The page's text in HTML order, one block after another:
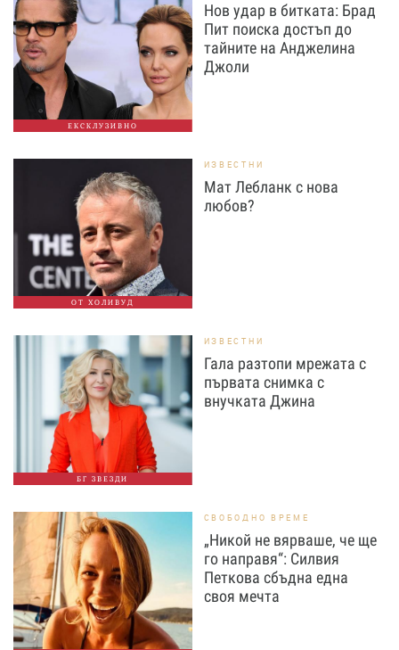
ЕКСКЛУЗИВНО
Нов удар в битката: Брад
Пит поиска достъп до
тайните на Анджелина
Джоли
ОТ ХОЛИВУД
ИЗВЕСТНИ
Мат Лебланк с нова
любов?
БГ ЗВЕЗДИ
ИЗВЕСТНИ
Гала разтопи мрежата с
първата снимка с
внучката Джина
СВОБОДНО ВРЕМЕ
„Никой не вярваше, че ще
го направя“: Силвия
Петкова сбъдна една
своя мечта